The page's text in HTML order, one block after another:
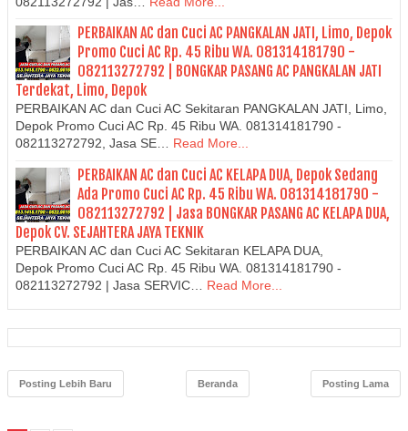
PERBAIKAN AC dan Cuci AC PANGKALAN JATI, Limo, Depok
Promo Cuci AC Rp. 45 Ribu WA. 081314181790 -
082113272792 | BONGKAR PASANG AC PANGKALAN JATI
Terdekat, Limo, Depok
PERBAIKAN AC dan Cuci AC Sekitaran PANGKALAN JATI, Limo,
Depok Promo Cuci AC Rp. 45 Ribu WA. 081314181790 -
082113272792, Jasa SE… Read More...
PERBAIKAN AC dan Cuci AC KELAPA DUA, Depok Sedang
Ada Promo Cuci AC Rp. 45 Ribu WA. 081314181790 -
082113272792 | Jasa BONGKAR PASANG AC KELAPA DUA,
Depok CV. SEJAHTERA JAYA TEKNIK
PERBAIKAN AC dan Cuci AC Sekitaran KELAPA DUA,
Depok Promo Cuci AC Rp. 45 Ribu WA. 081314181790 -
082113272792 | Jasa SERVIC…
Read More...
Posting Lebih Baru Posting Lama
Beranda